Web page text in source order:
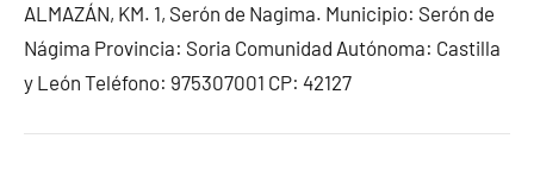
ALMAZÁN, KM. 1, Serón de Nagima. Municipio: Serón de
Nágima Provincia: Soria Comunidad Autónoma: Castilla
y León Teléfono: 975307001 CP: 42127